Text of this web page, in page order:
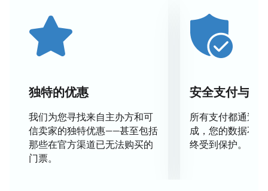
世界比赛的优胜者共同呈现。专业杂技演员、原创艺术
家和来自著名冰上表演的独舞演员也将登台献艺。
冰宫冰场是一个举办大型活动的多功能场地。场馆的转
换系统可以快速改变场地形式，以适应体育比赛、冰上
表演或音乐会等各种活动。
得益于剧院便捷的布局，每位观众都能选择
最佳座位。
独特的优惠
我们为您寻找来自主办方和可
信卖家的独特优惠——甚至包括
那些在官方渠道已无法购买的
门票。
安全支付与数
所有支付都通过
成，您的数据不
终受到保护。